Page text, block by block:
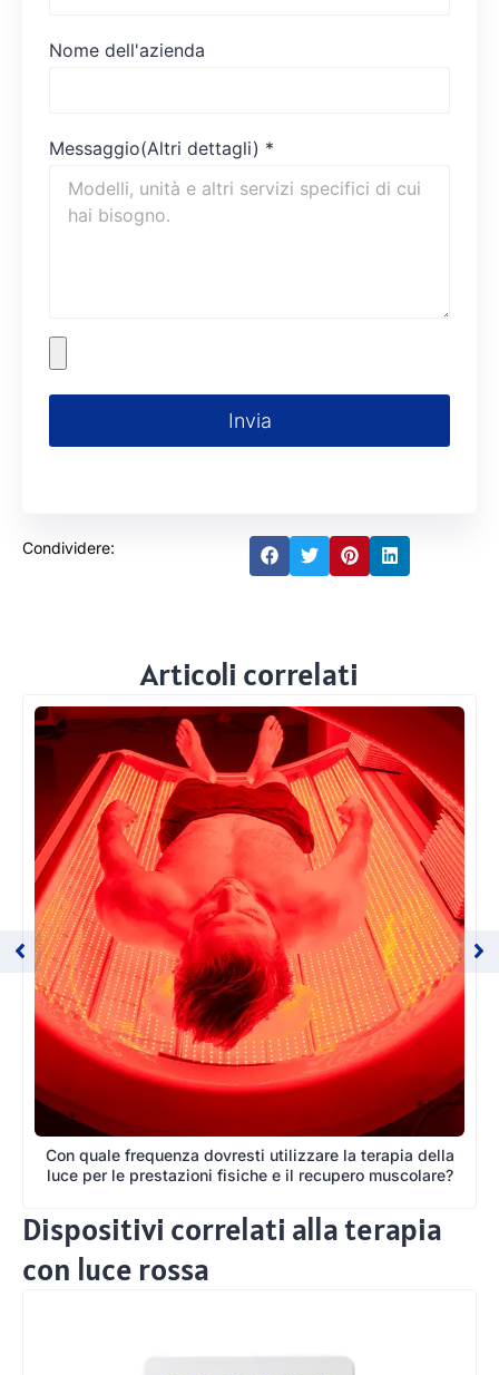
Nome dell'azienda
Messaggio(Altri dettagli) *
Invia
Condividere:
Articoli correlati
Con quale frequenza dovresti utilizzare la terapia della
luce per le prestazioni fisiche e il recupero muscolare?
Dispositivi correlati alla terapia
con luce rossa